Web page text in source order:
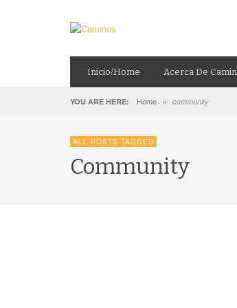
Inicio/Home Acerca De
YOU ARE HERE: Home » community
ALL POSTS TAGGED
Community